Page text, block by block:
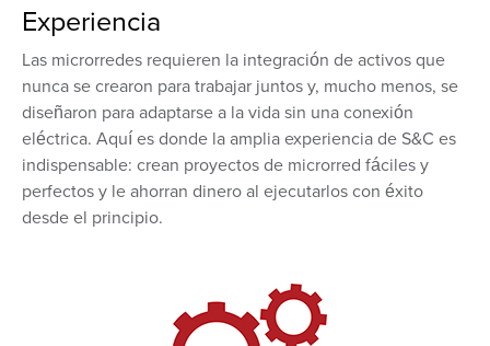
Experiencia
Las microrredes requieren la integración de activos que
nunca se crearon para trabajar juntos y, mucho menos, se
diseñaron para adaptarse a la vida sin una conexión
eléctrica. Aquí es donde la amplia experiencia de S&C es
indispensable: crean proyectos de microrred fáciles y
perfectos y le ahorran dinero al ejecutarlos con éxito
desde el principio.